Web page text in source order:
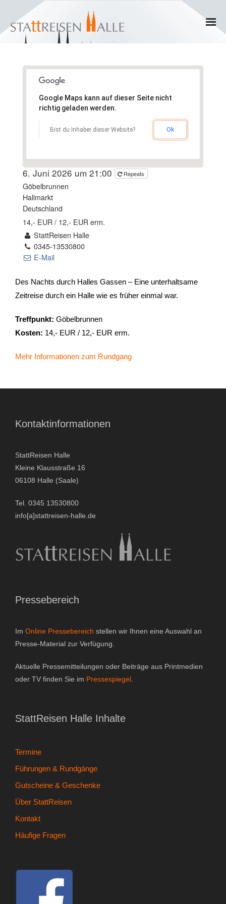
Gruppen
- Private Gruppen
- Kinder und Jugendliche
- Erlebnisführungen & Touren
- Stadtrundfahrten
- Kinder & Schulklassen
- Polizeiruf-Touren
- Firmenangebote
Gutscheine & Geschenke
- Geschenksets
- Bücher
Über StattReisen
- StattReisen Verband
- Kontakt
Google Maps kann auf dieser Seite nicht
richtig geladen werden.
Bist du Inhaber dieser Website? Ok
6. Juni 2026 um 21:00 Repeats
Göbelbrunnen
Hallmarkt
Deutschland
14,- EUR / 12,- EUR erm.
StattReisen Halle
0345-13530800
E-Mail
Des Nachts durch Halles Gassen – Eine unterhaltsame
Zeitreise durch ein Halle wie es früher einmal war.
Treffpunkt: Göbelbrunnen
Kosten: 14,- EUR / 12,- EUR erm.
Mehr Informationen zum Rundgang
Kontaktinformationen
StattReisen Halle
Kleine Klausstraße 16
06108 Halle (Saale)
Tel. 0345 13530800
info[a]stattreisen-halle.de
Pressebereich
Im Online Pressebereich stellen wir Ihnen eine Auswahl an
Presse-Material zur Verfügung.
Aktuelle Pressemitteilungen oder Beiträge aus Printmedien
oder TV finden Sie im Pressespiegel
StattReisen Halle Inhalte
Termine
Führungen & Rundgänge
Gutscheine & Geschenke
Über StattReisen
Kontakt
Häufige Fragen